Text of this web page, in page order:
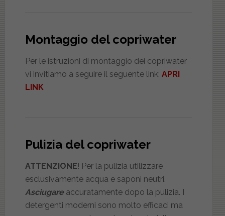
Montaggio del copriwater
Per le istruzioni di montaggio dei copriwater
vi invitiamo a seguire il seguente link: APRI
LINK
Pulizia del copriwater
ATTENZIONE! Per la pulizia utilizzare
esclusivamente acqua e saponi neutri.
Asciugareaccuratamente dopo la pulizia. I
detergenti moderni sono molto efficaci ma